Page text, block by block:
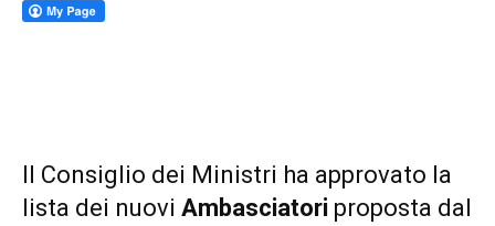
Il Consiglio dei Ministri ha approvato la
lista dei nuovi Ambasciatori proposta dal